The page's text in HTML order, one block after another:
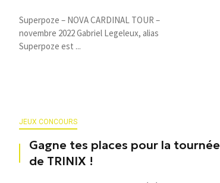
Superpoze – NOVA CARDINAL TOUR –
novembre 2022 Gabriel Legeleux, alias
Superpoze est ...
JEUX CONCOURS
Gagne tes places pour la tournée
de TRINIX !